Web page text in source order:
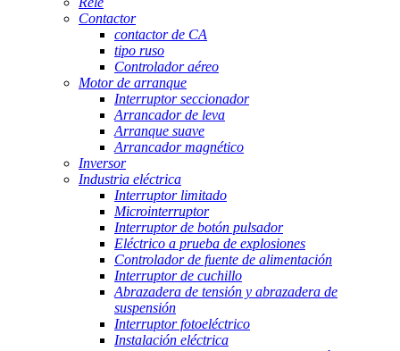
Contactor
contactor de CA
tipo ruso
Controlador aéreo
Motor de arranque
Interruptor seccionador
Arrancador de leva
Arranque suave
Arrancador magnético
Inversor
Industria eléctrica
Interruptor limitado
Microinterruptor
Interruptor de botón pulsador
Eléctrico a prueba de explosiones
Controlador de fuente de alimentación
Interruptor de cuchillo
Abrazadera de tensión y abrazadera de
suspensión
Interruptor fotoeléctrico
Instalación eléctrica